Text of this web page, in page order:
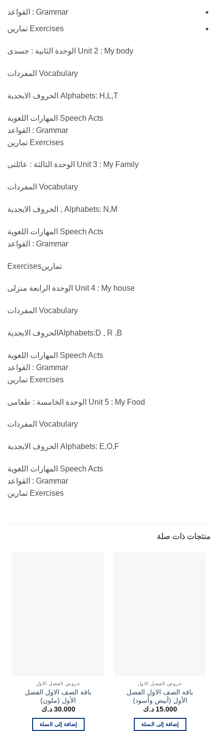
Grammar : القواعد
Exercises تمارين
Unit 2 : My body الوحدة الثانية : جسدى
Vocabulary المفردات
Alphabets: H,L,T الحروف الابجدية
Speech Acts المهارات اللغوية
Grammar : القواعد
Exercises تمارين
Unit 3 : My Family الوحدة الثالثة : عائلتى
Vocabulary المفردات
Alphabets: N,M , الحروف الابجدية
Speech Acts المهارات اللغوية
Grammar : القواعد
تمارينExercises
Unit 4 : My house الوحدة الرابعة منزلى
Vocabulary المفردات
Speech Acts المهارات اللغوية
Grammar : القواعد
Exercises تمارين
Unit 5 : My Food الوحدة الخامسة : طعامى
Vocabulary المفردات
Alphabets: E,O,F الحروف الابجدية
Speech Acts المهارات اللغوية
Grammar : القواعد
Exercises تمارين
منتجات ذات صلة
عروض الفصل الاول
باقة الصف الاول الفصل
الأول (أبيض وأسود)
15.000 د.ك
إضافة إلى السلة
عروض الفصل الاول
باقة الصف الاول الفصل
الأول (ملون)
30.000 د.ك
إضافة إلى السلة